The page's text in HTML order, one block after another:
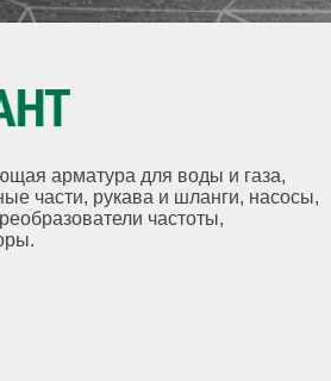
арматура для воды и газа,
части, рукава и шланги, насосы,
частоты,